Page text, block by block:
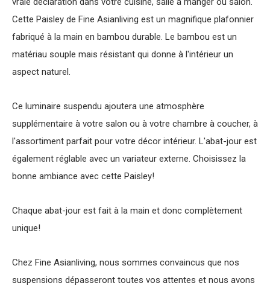
Cette Paisley de Fine Asianliving est un magnifique plafonnier
fabriqué à la main en bambou durable. Le bambou est un
matériau souple mais résistant qui donne à l'intérieur un
aspect naturel.
Ce luminaire suspendu ajoutera une atmosphère
supplémentaire à votre salon ou à votre chambre à coucher, à
l'assortiment parfait pour votre décor intérieur. L'abat-jour est
également réglable avec un variateur externe. Choisissez la
bonne ambiance avec cette Paisley!
Chaque abat-jour est fait à la main et donc complètement
unique!
Chez Fine Asianliving, nous sommes convaincus que nos
suspensions dépasseront toutes vos attentes et nous avons